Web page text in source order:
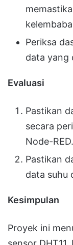
Periksa
data yang
Evaluasi
Pastikan
secara
Node-RED.
Pastikan
data suhu
Kesimpulan
Proyek ini